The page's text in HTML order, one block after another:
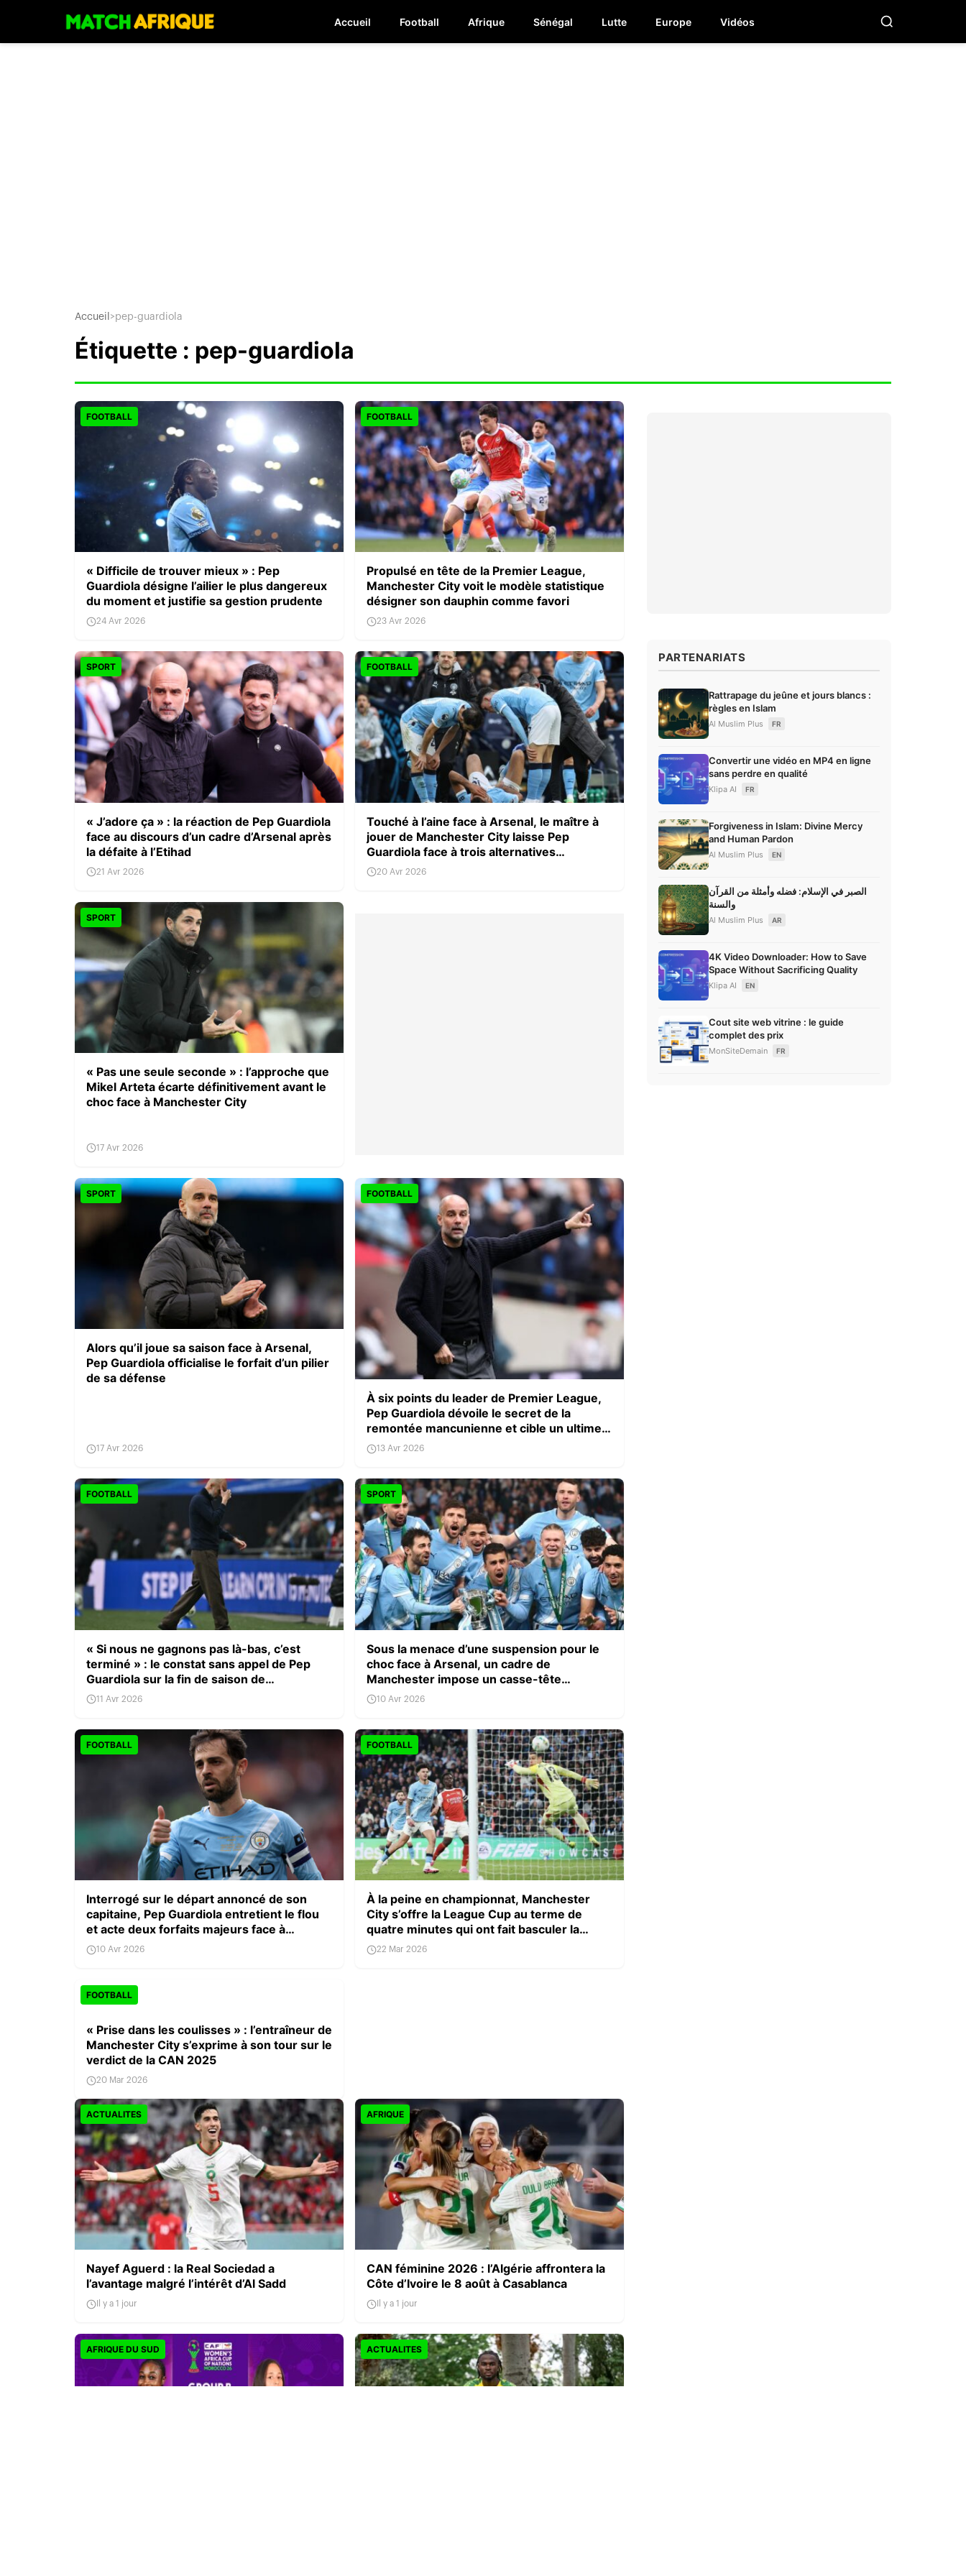
Accueil Football Afrique Sénégal Lutte Europe Vidéos
Accueil >pep-guardiola
Étiquette : pep-guardiola
FOOTBALL
« Difficile de trouver mieux » : Pep
Guardiola désigne l’ailier le plus dangereux
du moment et justifie sa gestion prudente
24 Avr 2026
FOOTBALL
Propulsé en tête de la Premier League,
Manchester City voit le modèle statistique
désigner son dauphin comme favori
23 Avr 2026
SPORT
« J’adore ça » : la réaction de Pep Guardiola
face au discours d’un cadre d’Arsenal après
la défaite à l’Etihad
21 Avr 2026
FOOTBALL
Touché à l’aine face à Arsenal, le maître à
jouer de Manchester City laisse Pep
Guardiola face à trois alternatives
complexes
20 Avr 2026
SPORT
« Pas une seule seconde » : l’approche que
Mikel Arteta écarte définitivement avant le
choc face à Manchester City
17 Avr 2026
SPORT
Alors qu’il joue sa saison face à Arsenal,
Pep Guardiola officialise le forfait d’un pilier
de sa défense
17 Avr 2026
FOOTBALL
À six points du leader de Premier League,
Pep Guardiola dévoile le secret de la
remontée mancunienne et cible un ultime
réglage
13 Avr 2026
FOOTBALL
« Si nous ne gagnons pas là-bas, c’est
terminé » : le constat sans appel de Pep
Guardiola sur la fin de saison de
Manchester City
11 Avr 2026
SPORT
Sous la menace d’une suspension pour le
choc face à Arsenal, un cadre de
Manchester impose un casse-tête
immédiat à Pep Guardiola.
10 Avr 2026
FOOTBALL
Interrogé sur le départ annoncé de son
capitaine, Pep Guardiola entretient le flou
et acte deux forfaits majeurs face à
Chelsea
10 Avr 2026
FOOTBALL
À la peine en championnat, Manchester
City s’offre la League Cup au terme de
quatre minutes qui ont fait basculer la
finale
22 Mar 2026
FOOTBALL
« Prise dans les coulisses » : l’entraîneur de
Manchester City s’exprime à son tour sur le
verdict de la CAN 2025
20 Mar 2026
ACTUALITES
Nayef Aguerd : la Real Sociedad a
l’avantage malgré l’intérêt d’Al Sadd
Il y a 1 jour
AFRIQUE
CAN féminine 2026 : l’Algérie affrontera la
Côte d’Ivoire le 8 août à Casablanca
Il y a 1 jour
AFRIQUE DU SUD ACTUALITES
PARTENARIATS
Rattrapage du jeûne et jours blancs :
règles en Islam
Al Muslim Plus FR
Convertir une vidéo en MP4 en ligne
sans perdre en qualité
Klipa AI FR
Forgiveness in Islam: Divine Mercy
and Human Pardon
Al Muslim Plus EN
الصبر في الإسلام: فضله وأمثلة من القرآن
والسنة
Al Muslim Plus AR
4K Video Downloader: How to Save
Space Without Sacrificing Quality
Klipa AI EN
Cout site web vitrine : le guide
complet des prix
MonSiteDemain FR